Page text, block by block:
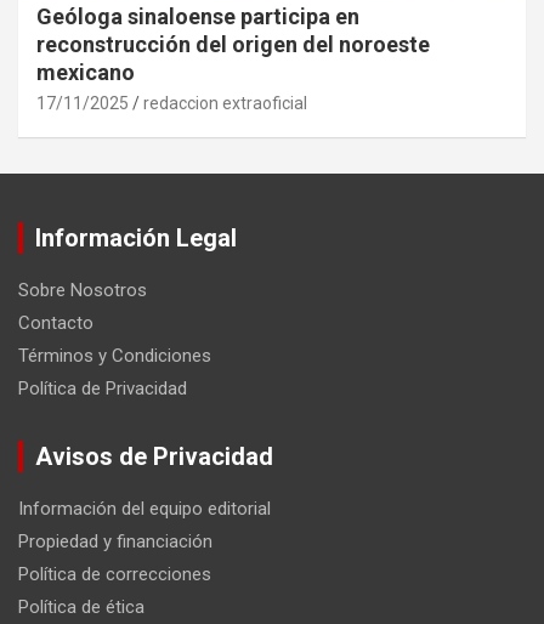
Geóloga sinaloense participa en
reconstrucción del origen del noroeste
mexicano
17/11/2025 redaccion extraoficial
Información Legal
Sobre Nosotros
Contacto
Términos y Condiciones
Política de Privacidad
Avisos de Privacidad
Información del equipo editorial
Propiedad y financiación
Política de correcciones
Política de ética